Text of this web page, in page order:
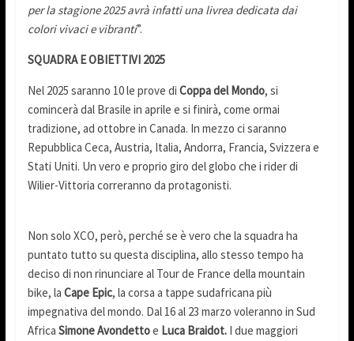
per la stagione 2025 avrà infatti una livrea dedicata dai
colori vivaci e vibranti”.
SQUADRA E OBIETTIVI 2025
Nel 2025 saranno 10 le prove di Coppa del Mondo, si
comincerà dal Brasile in aprile e si finirà, come ormai
tradizione, ad ottobre in Canada. In mezzo ci saranno
Repubblica Ceca, Austria, Italia, Andorra, Francia, Svizzera e
Stati Uniti. Un vero e proprio giro del globo che i rider di
Wilier-Vittoria correranno da protagonisti.
Non solo XCO, però, perché se è vero che la squadra ha
puntato tutto su questa disciplina, allo stesso tempo ha
deciso di non rinunciare al Tour de France della mountain
bike, la Cape Epic, la corsa a tappe sudafricana più
impegnativa del mondo. Dal 16 al 23 marzo voleranno in Sud
Africa Simone Avondettoe Luca Braidot.I due maggiori